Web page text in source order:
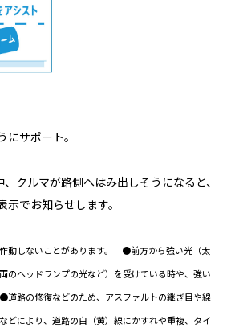
サポート。
クルマが路側へはみ出しそうになると、
でお知らせします。
動しないことがあります。 ●前方から強い光（太
のヘッドランプの光など）を受けている時や、強い
路の修復などのため、アスファルトの継ぎ目や線
により、道路の白（黄）線にかすれや重複、タイ